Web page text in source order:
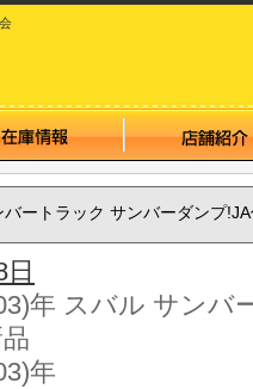
ートラック サンバーダンプ
年 スバル サンバ
年